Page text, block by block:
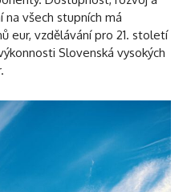
na všech stupních má
eur, vzdělávání pro 21. století
Slovenská vysokých